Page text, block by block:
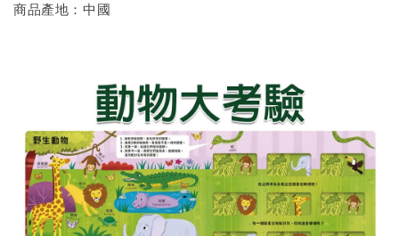
商品產地：中國